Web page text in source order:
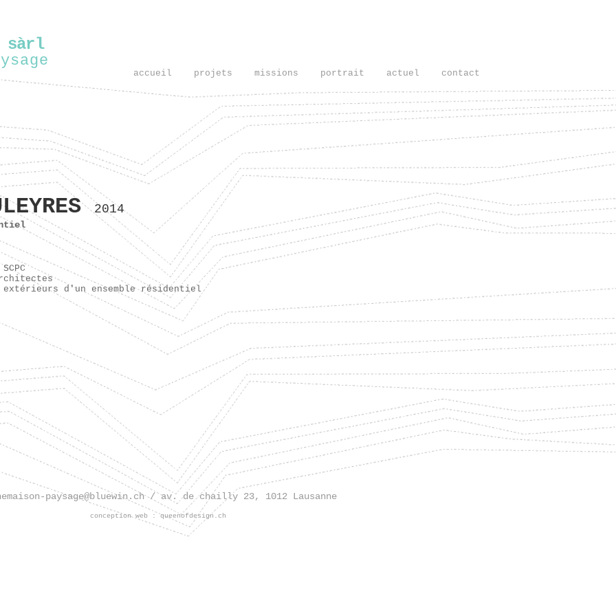
sàrl
accueil projets missions portrait actuel contact
2014
extérieurs d'un ensemble résidentiel
paysage@bluewin.ch/ av. de chailly 23, 1012 Lausanne
conception web :queenofdesign.ch